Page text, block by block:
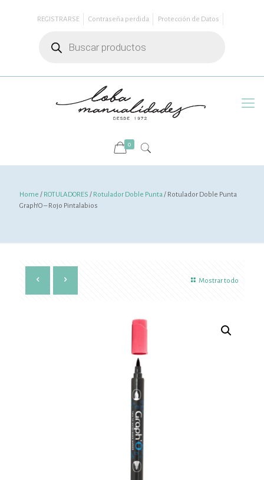
REGISTRARSE Contraseña perdida
Protección de Datos
productos
0
Home / ROTULADORES / Rotulador Doble Punta/ Rotulador Doble Punta
Graph’O – Rojo Pintalabios
Mostrar todo